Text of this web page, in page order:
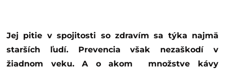
Jej pitie v spojitosti so zdravím sa týka najmä
starších ľudí. Prevencia však nezaškodí v
žiadnom veku. A o akom množstve kávy